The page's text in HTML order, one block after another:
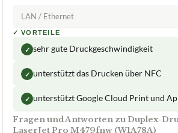
LAN / Ethernet
✓ VORTEILE
✓ sehr gute Druckgeschwindigkeit
✓ unterstützt das Drucken über NFC
✓ unterstützt Google Cloud Print und
Fragen und Antworten zu Duplex-
LaserJet Pro M479fnw (W1A78A)